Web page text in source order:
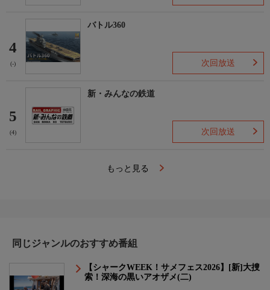
4
(-)
バトル360
次回放送
5
(4)
新・みんなの鉄道
次回放送
もっと見る
同じジャンルのおすすめ番組
【シャークWEEK！サメフェス2026】[新]大捜
索！深海の黒いアオザメ(二)